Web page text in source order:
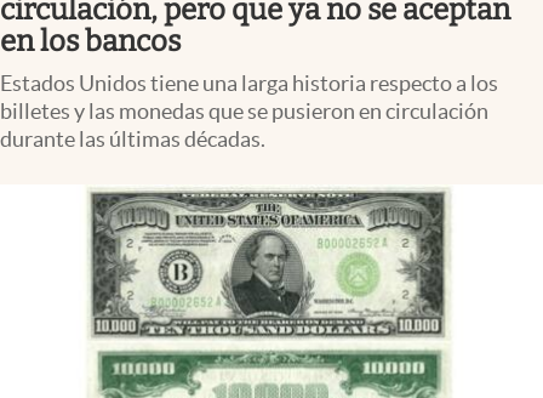
Streaming
PC y mobile
Lifestyle
USA
circulación, pero que ya no se aceptan
en los bancos
Estados Unidos tiene una larga historia respecto a los
billetes y las monedas que se pusieron en circulación
durante las últimas décadas.